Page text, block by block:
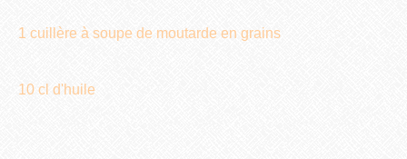
1 cuillère à soupe de moutarde en grains
10 cl d'huile